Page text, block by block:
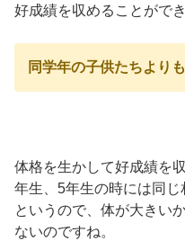
好成績を収めることがで
同学年の子供たちより
体格を生かして好成績を
年生、5年生の時には同
というので、体が大きい
ないのですね。